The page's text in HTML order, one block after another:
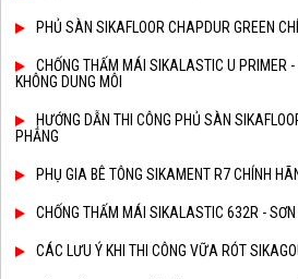
PHỦ SÀN SIKAFLOOR CHAPDUR GREEN
CHỐNG THẤM MÁI SIKALASTIC U PRIMER
KHÔNG DUNG MÔI
HƯỚNG DẪN THI CÔNG PHỦ SÀN
PHẲNG
PHỤ GIA BÊ TÔNG SIKAMENT R7 CHÍNH
CHỐNG THẤM MÁI SIKALASTIC 632R - SƠN
CÁC LƯU Ý KHI THI CÔNG VỮA RÓT